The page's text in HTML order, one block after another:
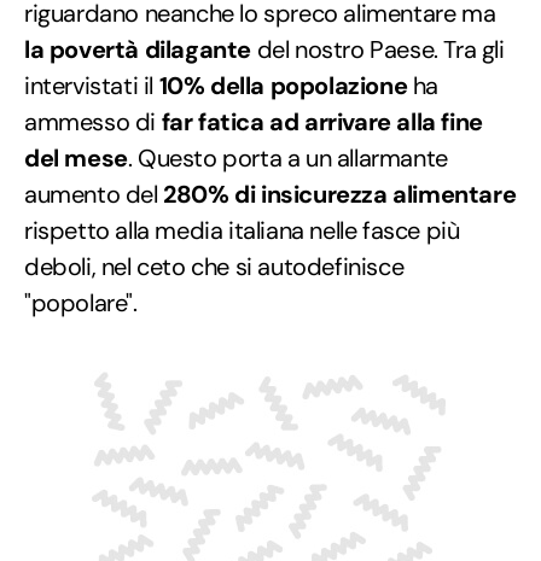
riguardano neanche lo spreco alimentare ma
la povertà dilagante del nostro Paese. Tra gli
intervistati il 10% della popolazioneha
ammesso di far fatica ad arrivare alla fine
del mese. Questo porta a un allarmante
aumento del 280% di insicurezza alimentare
rispetto alla media italiana nelle fasce più
deboli, nel ceto che si autodefinisce
"popolare".